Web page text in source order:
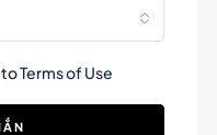
toTerms of Use